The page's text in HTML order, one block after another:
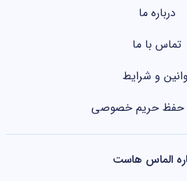
درباره ما
تماس با ما
و شرایط
حریم خصوصی
الماس هاست